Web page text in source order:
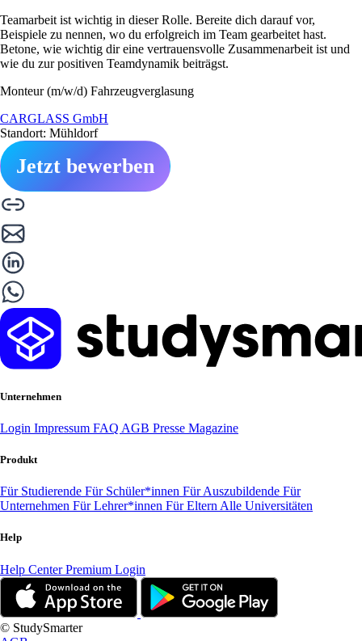
Teamarbeit ist wichtig in dieser Rolle. Bereite dich darauf vor,
Beispiele zu nennen, wo du erfolgreich im Team gearbeitet hast.
Betone, wie wichtig dir eine vertrauensvolle Zusammenarbeit ist und
wie du zur positiven Teamdynamik beiträgst.
Monteur (m/w/d) Fahrzeugverglasung
CARGLASS GmbH
Standort: Mühldorf
Jetzt bewerben
Unternehmen
Login Impressum FAQ AGB Presse Magazine
Produkt
Für Studierende Für Schüler*innen Für Auszubildende Für
Unternehmen Für Lehrer*innen Für Eltern Alle Universitäten
Help
Help CenterPremium Login
© StudySmarter